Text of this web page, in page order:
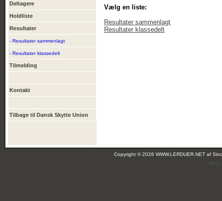
Deltagere
Holdliste
Resultater
- Resultater sammenlagt
- Resultater klassedelt
Tilmelding
Kontakt
Tilbage til Dansk Skytte Union
Vælg en liste:
Resultater sammenlagt
Resultater klassedelt
Copyright © 2026 WWW.LERDUER.NET af